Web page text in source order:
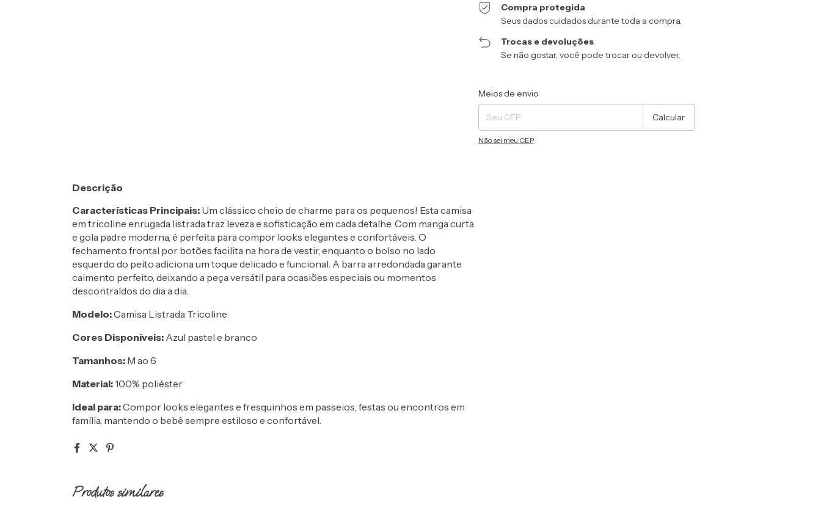
Compra protegida
Seus dados cuidados durante toda a compra.
Trocas e devoluções
Se não gostar, você pode trocar ou devolver.
Entregas para o CEP:
Meios de envio
Calcular
Não sei meu CEP
Descrição
Características Principais: Um clássico cheio de charme para os pequenos! Esta camisa
em tricoline enrugada listrada traz leveza e sofisticação em cada detalhe. Com manga curta
e gola padre moderna, é perfeita para compor looks elegantes e confortáveis. O
fechamento frontal por botões facilita na hora de vestir, enquanto o bolso no lado
esquerdo do peito adiciona um toque delicado e funcional. A barra arredondada garante
caimento perfeito, deixando a peça versátil para ocasiões especiais ou momentos
descontraídos do dia a dia.
Modelo:Camisa Listrada Tricoline
Cores Disponíveis: Azul pastel e branco
Tamanhos: M ao 6
Material:100% poliéster
Ideal para:Compor looks elegantes e fresquinhos em passeios, festas ou encontros em
família, mantendo o bebê sempre estiloso e confortável.
Produtos similares